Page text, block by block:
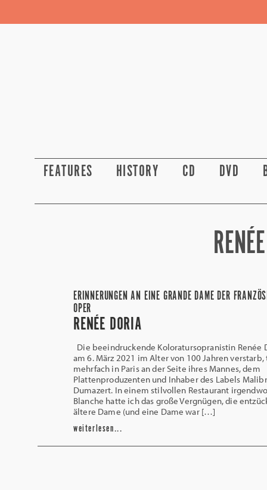
FEATURES HISTORY CD DVD
ERINNERUNGEN AN EINE GRANDE DAME DER
OPER
RENÉE DORIA
Die beeindruckende Koloratursopranistin Renée
am 6. März 2021 im Alter von 100 Jahren verstarb,
mehrfach in Paris an der Seite ihres Mannes, dem
Plattenproduzenten und Inhaber des Labels
Dumazert. In einem stilvollen Restaurant
Blanche hatte ich das große Vergnügen, die
ältere Dame (und eine Dame war […]
weiterlesen...